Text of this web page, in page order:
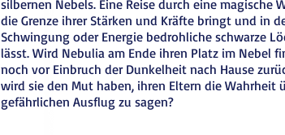
silbernen Nebels. Eine Reise durch eine magische
die Grenze ihrer Stärken und Kräfte bringt und in
Schwingung oder Energie bedrohliche schwarze
lässt. Wird Nebulia am Ende ihren Platz im Nebel
noch vor Einbruch der Dunkelheit nach Hause
wird sie den Mut haben, ihren Eltern die Wahrheit
gefährlichen Ausflug zu sagen?